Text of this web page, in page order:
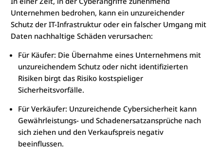
Unternehmen bedrohen, kann ein unzureichender
Schutz der IT-Infrastruktur oder ein falscher Umgang mit
Daten nachhaltige Schäden verursachen:
Für Käufer: Die Übernahme eines Unternehmens mit
unzureichendem Schutz oder nicht identifizierten
Risiken birgt das Risiko kostspieliger
Sicherheitsvorfälle.
Für Verkäufer: Unzureichende Cybersicherheit kann
Gewährleistungs- und Schadenersatzansprüche nach
sich ziehen und den Verkaufspreis negativ
beeinflussen.